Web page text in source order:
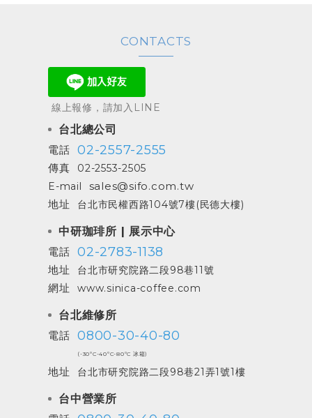
CONTACTS
線上報修，請加入LINE
台北總公司
電話 02-2557-2555
傳真
02-2553-2505
E-mail
sales@sifo.com.tw
地址
台北市民權西路104號7樓(民德大樓)
中研珈琲所 | 展示中心
電話 02-2783-1138
地址 台北市研究院路二段98巷11號
網址 www.sinica-coffee.com
台北維修所
電話 0800-30-40-80
(-30ºC-40ºC-80ºC 冰箱)
地址 台北市研究院路二段98巷21弄1號1樓
台中營業所